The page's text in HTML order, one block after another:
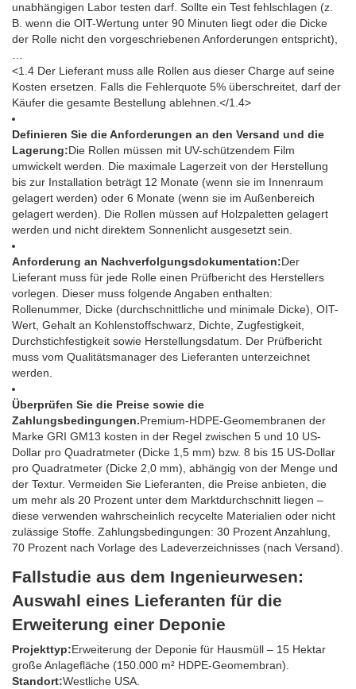
unabhängigen Labor testen darf. Sollte ein Test fehlschlagen (z.
B. wenn die OIT-Wertung unter 90 Minuten liegt oder die Dicke
der Rolle nicht den vorgeschriebenen Anforderungen entspricht),
<1.4 Der Lieferant muss alle Rollen aus dieser Charge auf seine
Kosten ersetzen. Falls die Fehlerquote 5% überschreitet, darf der
Käufer die gesamte Bestellung ablehnen.</1.4>
Definieren Sie die Anforderungen an den Versand und die
Lagerung:Die Rollen müssen mit UV-schützendem Film
umwickelt werden. Die maximale Lagerzeit von der Herstellung
bis zur Installation beträgt 12 Monate (wenn sie im Innenraum
gelagert werden) oder 6 Monate (wenn sie im Außenbereich
gelagert werden). Die Rollen müssen auf Holzpaletten gelagert
werden und nicht direktem Sonnenlicht ausgesetzt sein.
Anforderung an Nachverfolgungsdokumentation:Der
Lieferant muss für jede Rolle einen Prüfbericht des Herstellers
vorlegen. Dieser muss folgende Angaben enthalten:
Rollenummer, Dicke (durchschnittliche und minimale Dicke), OIT-
Wert, Gehalt an Kohlenstoffschwarz, Dichte, Zugfestigkeit,
Durchstichfestigkeit sowie Herstellungsdatum. Der Prüfbericht
muss vom Qualitätsmanager des Lieferanten unterzeichnet
werden.
Überprüfen Sie die Preise sowie die
Zahlungsbedingungen.Premium-HDPE-Geomembranen der
Marke GRI GM13 kosten in der Regel zwischen 5 und 10 US-
Dollar pro Quadratmeter (Dicke 1,5 mm) bzw. 8 bis 15 US-Dollar
pro Quadratmeter (Dicke 2,0 mm), abhängig von der Menge und
der Textur. Vermeiden Sie Lieferanten, die Preise anbieten, die
um mehr als 20 Prozent unter dem Marktdurchschnitt liegen –
diese verwenden wahrscheinlich recycelte Materialien oder nicht
zulässige Stoffe. Zahlungsbedingungen: 30 Prozent Anzahlung,
70 Prozent nach Vorlage des Ladeverzeichnisses (nach Versand).
Fallstudie aus dem Ingenieurwesen:
Auswahl eines Lieferanten für die
Erweiterung einer Deponie
Projekttyp:Erweiterung der Deponie für Hausmüll – 15 Hektar
große Anlagefläche (150.000 m² HDPE-Geomembran).
Standort:Westliche USA.